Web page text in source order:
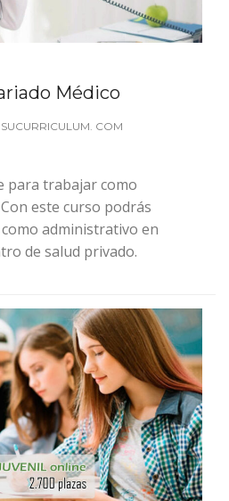
Médico
SUCURRICULUM. COM
para trabajar como
este curso podrás
administrativo en
de salud privado.